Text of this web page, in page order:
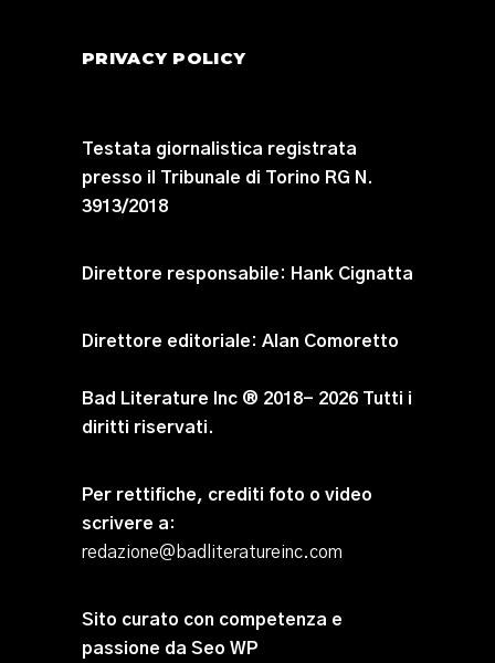
PRIVACY POLICY
Testata giornalistica registrata
presso il Tribunale di Torino RG N.
3913/2018
Direttore responsabile: Hank Cignatta
Direttore editoriale: Alan Comoretto
Bad Literature Inc ® 2018- 2026 Tutti i
diritti riservati.
Per rettifiche, crediti foto o video
scrivere a:
redazione@badliteratureinc.com
Sito curato con competenza e
passione da Seo WP